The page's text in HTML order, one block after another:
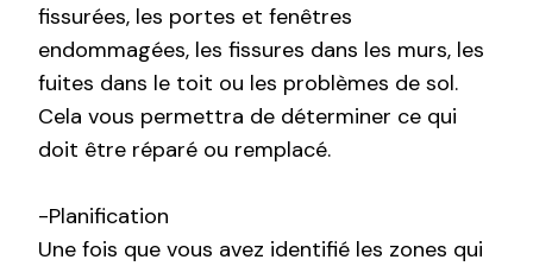
fissurées, les portes et fenêtres
endommagées, les fissures dans les murs, les
fuites dans le toit ou les problèmes de sol.
Cela vous permettra de déterminer ce qui
doit être réparé ou remplacé.
-Planification
Une fois que vous avez identifié les zones qui